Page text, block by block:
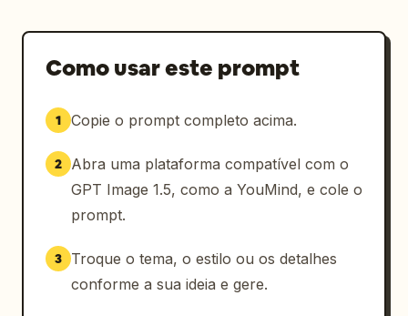
Como usar este prompt
1 Copie o prompt completo acima.
2
Abra uma plataforma compatível com o
GPT Image 1.5, como a YouMind, e cole o
prompt.
3
Troque o tema, o estilo ou os detalhes
conforme a sua ideia e gere.